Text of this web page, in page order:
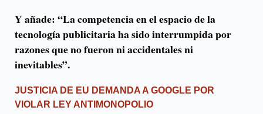
Y añade: “La competencia en el espacio de la
tecnología publicitaria ha sido interrumpida por
razones que no fueron ni accidentales ni
inevitables”.
JUSTICIA DE EU DEMANDA A GOOGLE POR
VIOLAR LEY ANTIMONOPOLIO